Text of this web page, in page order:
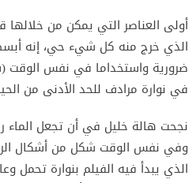
أولى العناصر التي يمكن من خلالها
الذي خرج منه كل شيء حي، إنه أبسط
ضرورية واستخداما في نفس الوقت
في نوارة مرادف للحد الأدنى من
نجحت هالة خليل في أن تجعل الماء
وفي نفس الوقت شكل من أشكال
الذي يبدأ فيه الفيلم بنوارة تحمل